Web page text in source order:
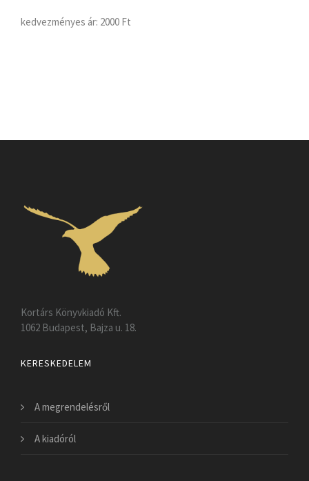
kedvezményes ár: 2000 Ft
Kortárs Könyvkiadó Kft.
1062 Budapest, Bajza u. 18.
KERESKEDELEM
A megrendelésről
A kiadóról